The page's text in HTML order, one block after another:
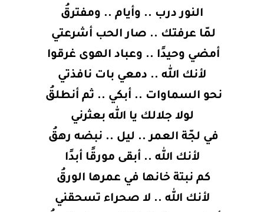
النور درب .. وأيام .. ومفترقُ
لمّا عرفتك .. صار الحب أشرعتي
أمضي وحيدًا .. وعباد الهوى غرقوا
لأنك الله .. دمعي بات نافذتي
نحو السماوات .. أبكي .. ثم أنطلقُ
لولا جلالك يا الله بعثرني
في لجّة العمر .. ليل .. نبضه رهقُ
لأنك الله .. أبقى مورقًا أبدًا
كم نبتة خانها في عمرها الورقُ
لأنك الله .. لا صحراء تسحقني